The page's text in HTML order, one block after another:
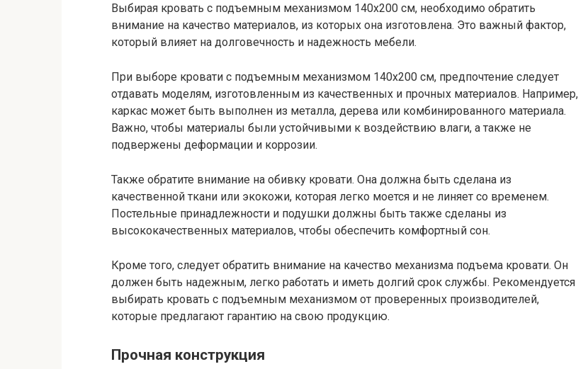
Выбирая кровать с подъемным механизмом 140х200 см, необходимо обратить
внимание на качество материалов, из которых она изготовлена. Это важный фактор,
который влияет на долговечность и надежность мебели.
При выборе кровати с подъемным механизмом 140х200 см, предпочтение следует
отдавать моделям, изготовленным из качественных и прочных материалов. Например,
каркас может быть выполнен из металла, дерева или комбинированного материала.
Важно, чтобы материалы были устойчивыми к воздействию влаги, а также не
подвержены деформации и коррозии.
Также обратите внимание на обивку кровати. Она должна быть сделана из
качественной ткани или экокожи, которая легко моется и не линяет со временем.
Постельные принадлежности и подушки должны быть также сделаны из
высококачественных материалов, чтобы обеспечить комфортный сон.
Кроме того, следует обратить внимание на качество механизма подъема кровати. Он
должен быть надежным, легко работать и иметь долгий срок службы. Рекомендуется
выбирать кровать с подъемным механизмом от проверенных производителей,
которые предлагают гарантию на свою продукцию.
Прочная конструкция